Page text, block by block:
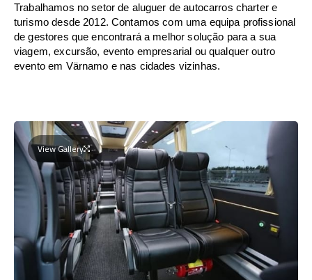
Trabalhamos no setor de aluguer de autocarros charter e
turismo desde 2012. Contamos com uma equipa profissional
de gestores que encontrará a melhor solução para a sua
viagem, excursão, evento empresarial ou qualquer outro
evento em Värnamo e nas cidades vizinhas.
View Gallery